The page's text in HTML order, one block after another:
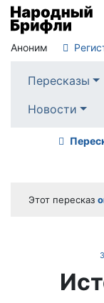
Аноним
Пересказы
Новости
Этот пересказ